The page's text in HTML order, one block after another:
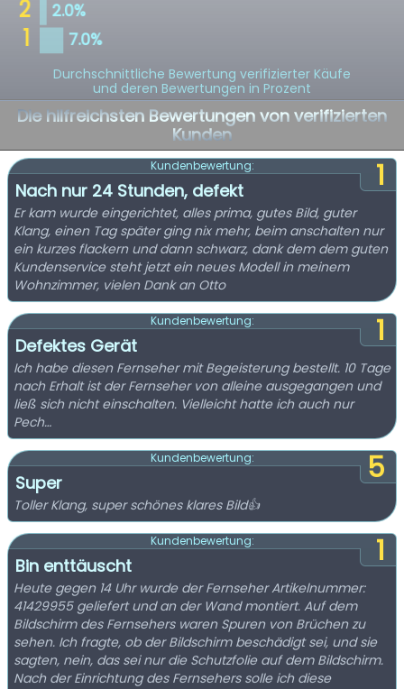
Durchschnittliche Bewertung verifizierter Käufe
und deren Bewertungen in Prozent
Die hilfreichsten Bewertungen von verifizierten
Kunden
1
Kundenbewertung:
Nach nur 24 Stunden, defekt
Er kam wurde eingerichtet, alles prima, gutes Bild, guter
Klang, einen Tag später ging nix mehr, beim anschalten nur
ein kurzes flackern und dann schwarz, dank dem dem guten
Kundenservice steht jetzt ein neues Modell in meinem
Wohnzimmer, vielen Dank an Otto
1
Kundenbewertung:
Defektes Gerät
Ich habe diesen Fernseher mit Begeisterung bestellt. 10 Tage
nach Erhalt ist der Fernseher von alleine ausgegangen und
ließ sich nicht einschalten. Vielleicht hatte ich auch nur
Pech…
5
Kundenbewertung:
Super
Toller Klang, super schönes klares Bild👍
1
Kundenbewertung:
Bin enttäuscht
Heute gegen 14 Uhr wurde der Fernseher Artikelnummer:
41429955 geliefert und an der Wand montiert. Auf dem
Bildschirm des Fernsehers waren Spuren von Brüchen zu
sehen. Ich fragte, ob der Bildschirm beschädigt sei, und sie
sagten, nein, das sei nur die Schutzfolie auf dem Bildschirm.
Nach der Einrichtung des Fernsehers solle ich diese